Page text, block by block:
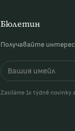
Бюлетин
Получавайте
Zasíláme 1x týdně novinky